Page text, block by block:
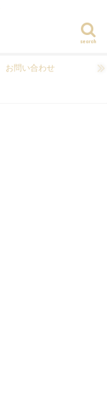
search
お問い合わせ